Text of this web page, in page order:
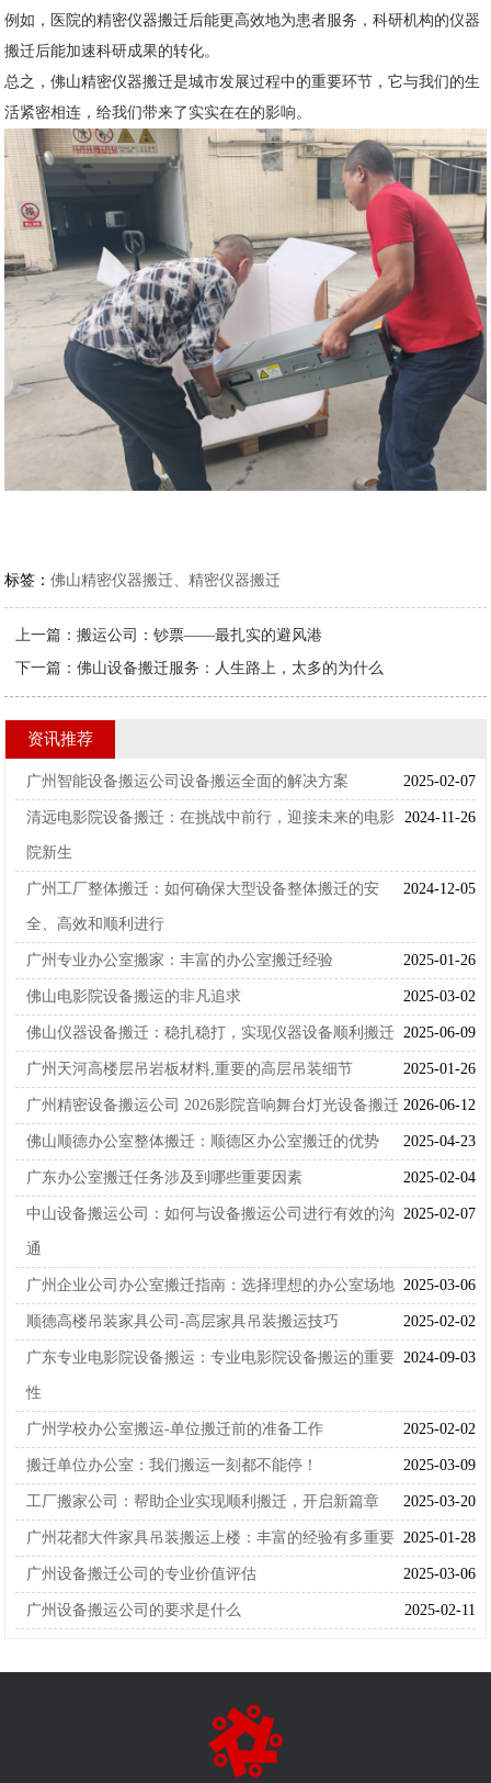
例如，医院的精密仪器搬迁后能更高效地为患者服务，科研机构的仪器
搬迁后能加速科研成果的转化。
总之，佛山精密仪器搬迁是城市发展过程中的重要环节，它与我们的生
活紧密相连，给我们带来了实实在在的影响。
标签：佛山精密仪器搬迁、精密仪器搬迁
上一篇：搬运公司：钞票——最扎实的避风港
下一篇：佛山设备搬迁服务：人生路上，太多的为什么
资讯推荐
2025-02-07
广州智能设备搬运公司设备搬运全面的解决方案
2024-11-26
清远电影院设备搬迁：在挑战中前行，迎接未来的电影
院新生
2024-12-05
广州工厂整体搬迁：如何确保大型设备整体搬迁的安
全、高效和顺利进行
2025-01-26
广州专业办公室搬家：丰富的办公室搬迁经验
2025-03-02
佛山电影院设备搬运的非凡追求
2025-06-09
佛山仪器设备搬迁：稳扎稳打，实现仪器设备顺利搬迁
2025-01-26
广州天河高楼层吊岩板材料,重要的高层吊装细节
2026-06-12
广州精密设备搬运公司 2026影院音响舞台灯光设备搬迁
2025-04-23
佛山顺德办公室整体搬迁：顺德区办公室搬迁的优势
2025-02-04
广东办公室搬迁任务涉及到哪些重要因素
2025-02-07
中山设备搬运公司：如何与设备搬运公司进行有效的沟
通
2025-03-06
广州企业公司办公室搬迁指南：选择理想的办公室场地
2025-02-02
顺德高楼吊装家具公司-高层家具吊装搬运技巧
2024-09-03
广东专业电影院设备搬运：专业电影院设备搬运的重要
性
2025-02-02
广州学校办公室搬运-单位搬迁前的准备工作
2025-03-09
搬迁单位办公室：我们搬运一刻都不能停！
2025-03-20
工厂搬家公司：帮助企业实现顺利搬迁，开启新篇章
2025-01-28
广州花都大件家具吊装搬运上楼：丰富的经验有多重要
2025-03-06
广州设备搬迁公司的专业价值评估
2025-02-11
广州设备搬运公司的要求是什么